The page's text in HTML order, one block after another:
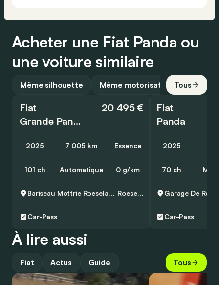
Acheter une Fiat Panda ou
une voiture similaire
Même silhouette Même motorisation Tous
Fiat
Grande Panda
20 495 €
2025 7 005 km Essence
101 ch Automatique 0 g/km
Bariseau Mottrie Roeselare Noord Roeselare
Car-Pass
Fiat
Panda
2025
70 ch
Garage De
Car-Pass
À lire aussi
Fiat Actus Guide Tous